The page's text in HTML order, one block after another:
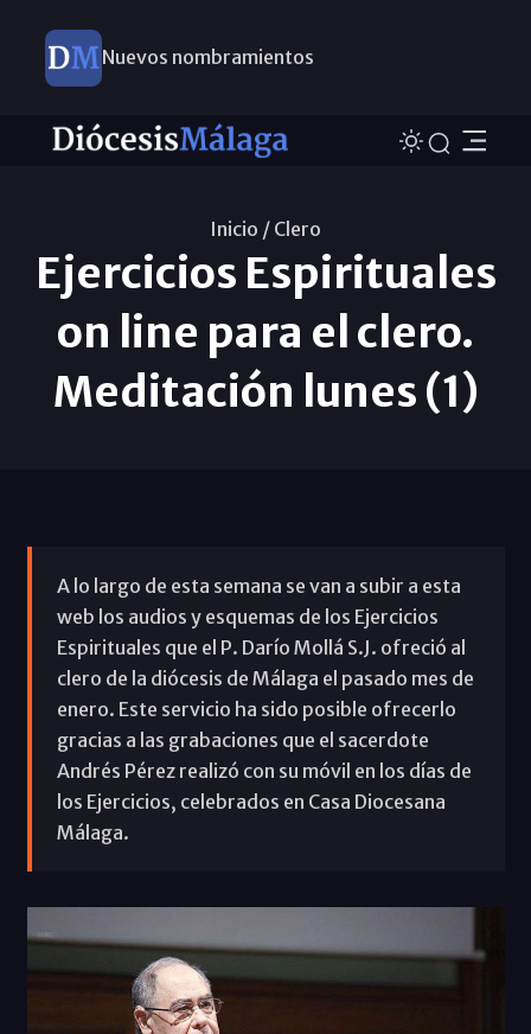
Nuevos nombramientos
Inicio / Clero
Ejercicios Espirituales
on line para el clero.
Meditación lunes (1)
A lo largo de esta semana se van a subir a esta
web los audios y esquemas de los Ejercicios
Espirituales que el P. Darío Mollá S.J. ofreció al
clero de la diócesis de Málaga el pasado mes de
enero. Este servicio ha sido posible ofrecerlo
gracias a las grabaciones que el sacerdote
Andrés Pérez realizó con su móvil en los días de
los Ejercicios, celebrados en Casa Diocesana
Málaga.